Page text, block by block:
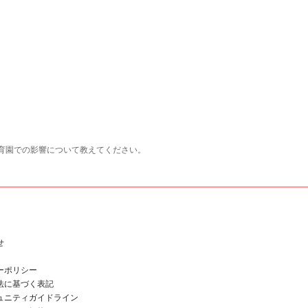
での影響について教えてください。
ポリシー
に基づく表記
ニティガイドライン